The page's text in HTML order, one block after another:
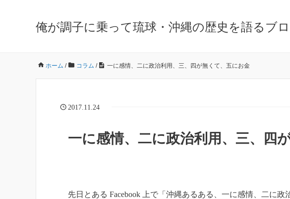
俺が調子に乗って琉球・沖縄の歴史を語るブ
ホーム / コラム / 一に感情、二に政治利用、三、四が無くて、五にお金
2017.11.24
一に感情、二に政治利用、三、四
先日とある Facebook 上で「沖縄あるある、一に感情、二に